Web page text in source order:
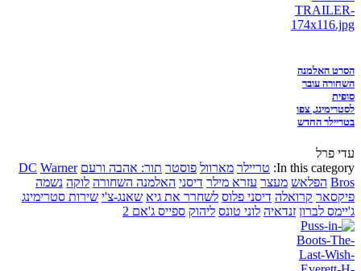
הסרט האלמנה
השחורה עובר
סופית
לסטרימינג, צפו
בטריילר החדש
עדי פרל
In this category: טריילר מארוול פוסטר תור: אהבה ורעם DC Warner
Bros הפלאש מעצר עזרא מילר דיסני האלמנה השחורה לוקה נשמה
פיקסאר קרואלה דיסני פלוס לשחרר את גיא שאנג-צ'י שירות סטרימינג
ג'יימס לברון זנדאיה לוני טונס ליהוק ספייס ג'אם 2